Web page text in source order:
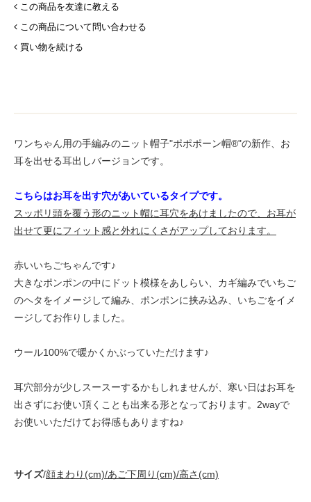
この商品を友達に教える
この商品について問い合わせる
買い物を続ける
ワンちゃん用の手編みのニット帽子"ポポポーン帽®︎"の新作、お
耳を出せる耳出しバージョンです。
こちらはお耳を出す穴があいているタイプです。
スッポリ頭を覆う形のニット帽に耳穴をあけましたので、お耳が
出せて更にフィット感と外れにくさがアップしております。
赤いいちごちゃんです♪
大きなポンポンの中にドット模様をあしらい、カギ編みでいちご
のヘタをイメージして編み、ポンポンに挟み込み、いちごをイメ
ージしてお作りしました。
ウール100%で暖かくかぶっていただけます♪
耳穴部分が少しスースーするかもしれませんが、寒い日はお耳を
出さずにお使い頂くことも出来る形となっております。2wayで
お使いいただけてお得感もありますね♪
サイズ/顔まわり(cm)/あご下周り(cm)/高さ(cm)